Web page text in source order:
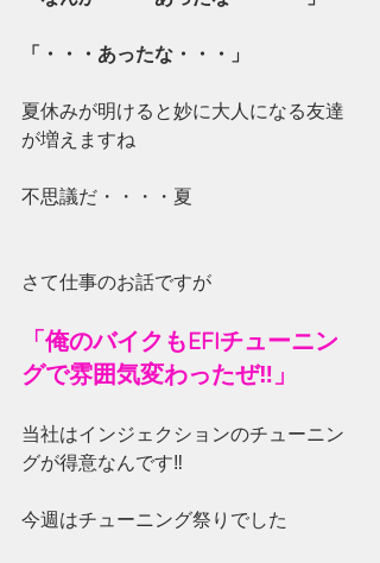
「・・・あったな・・・」
夏休みが明けると妙に大人になる友達
が増えますね
不思議だ・・・・夏
さて仕事のお話ですが
「俺のバイクもEFIチューニン
グで雰囲気変わったぜ‼」
当社はインジェクションのチューニン
グが得意なんです‼
今週はチューニング祭りでした